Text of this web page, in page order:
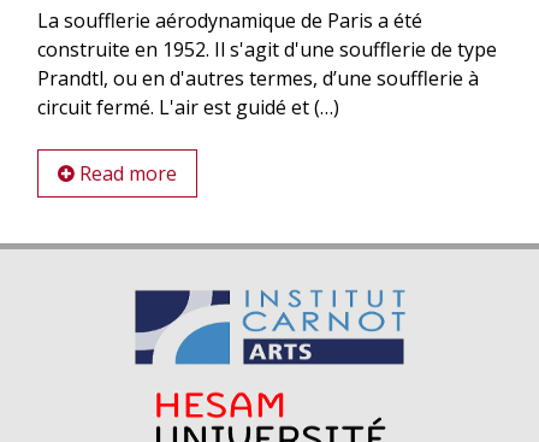
La soufflerie aérodynamique de Paris a été
construite en 1952. Il s'agit d'une soufflerie de type
Prandtl, ou en d'autres termes, d’une soufflerie à
circuit fermé. L'air est guidé et (…)
Read more